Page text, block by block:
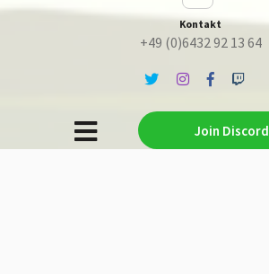
Kontakt
+49 (0)6432 92 13 64
Join Discord